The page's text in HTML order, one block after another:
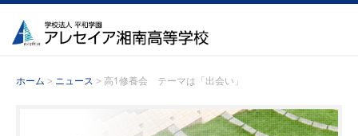
ホーム > ニュース > 高1修養会 テーマは「出会い」